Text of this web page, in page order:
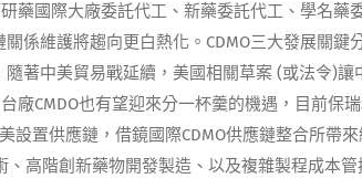
藥國際大廠委託代工、新藥委託代工、學名
係維護將趨向更白熱化。CDMO三大發展關
著中美貿易戰延續，美國相關草案 (或法令)
廠CMDO也有望迎來分一杯羹的機遇，目前保
設置供應鏈，借鏡國際CDMO供應鏈整合所帶
高階創新藥物開發製造、以及複雜製程成本